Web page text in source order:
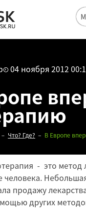
04 ноября 2012
Что? Где? В Европе
- это метод
человека.
продажу
других